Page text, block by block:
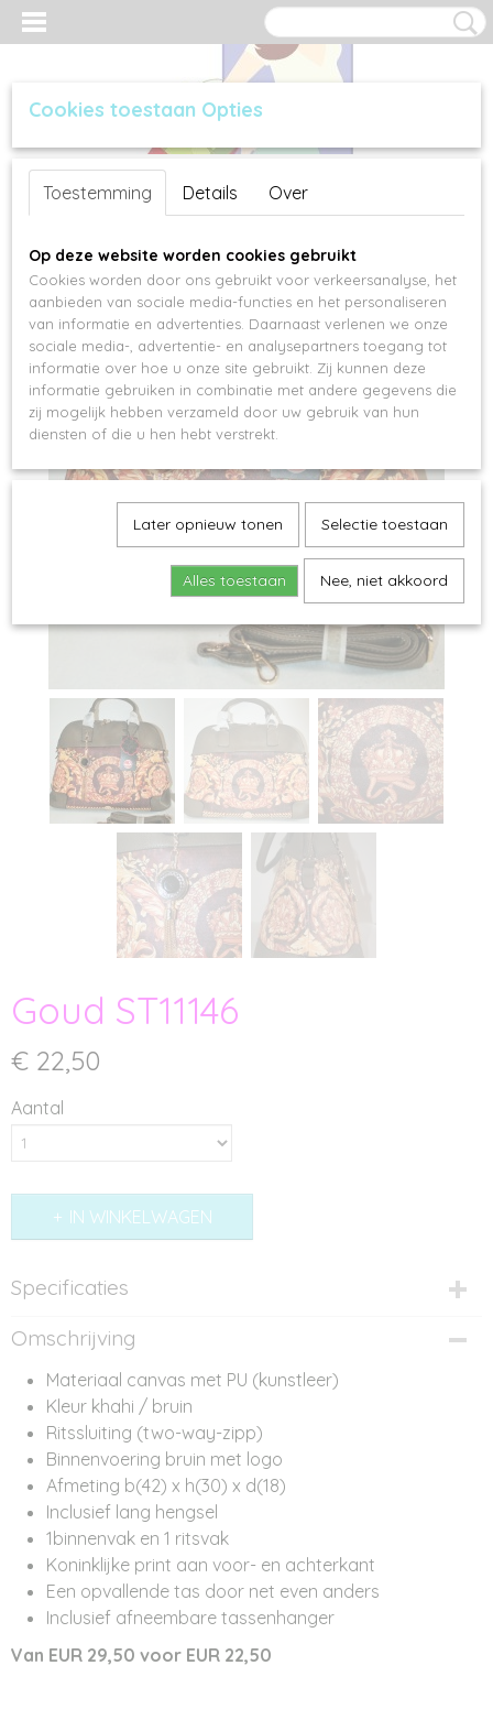
Inloggen Registreren
Goud ST11146
€ 22,50
Aantal
IN WINKELWAGEN
Specificaties
Productcode
ST11146
Omschrijving
Materiaal canvas met PU (kunstleer)
Kleur khahi / bruin
Ritssluiting (two-way-zipp)
Binnenvoering bruin met logo
Afmeting b(42) x h(30) x d(18)
Inclusief lang hengsel
1binnenvak en 1 ritsvak
Koninklijke print aan voor- en achterkant
Een opvallende tas door net even anders
Inclusief afneembare tassenhanger
Van EUR 29,50 voor EUR 22,50
Cookies toestaan Opties
Toestemming Details Over
Op deze website worden cookies gebruikt
Cookies worden door ons gebruikt voor verkeersanalyse, het
aanbieden van sociale media-functies en het personaliseren
van informatie en advertenties. Daarnaast verlenen we onze
sociale media-, advertentie- en analysepartners toegang tot
informatie over hoe u onze site gebruikt. Zij kunnen deze
informatie gebruiken in combinatie met andere gegevens die
zij mogelijk hebben verzameld door uw gebruik van hun
diensten of die u hen hebt verstrekt.
Later opnieuw tonen Selectie toestaan
Alles toestaan Nee, niet akkoord